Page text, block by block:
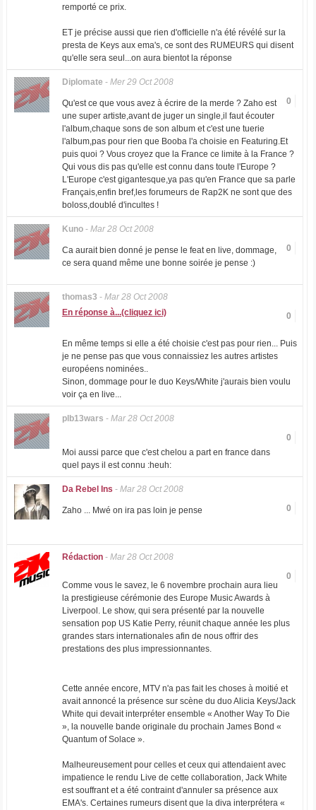
remporté ce prix.
ET je précise aussi que rien d'officielle n'a été révélé sur la
presta de Keys aux ema's, ce sont des RUMEURS qui disent
qu'elle sera seul...on aura bientot la réponse
Diplomate - Mer 29 Oct 2008
0
Qu'est ce que vous avez à écrire de la merde ? Zaho est
une super artiste,avant de juger un single,il faut écouter
l'album,chaque sons de son album et c'est une tuerie
l'album,pas pour rien que Booba l'a choisie en Featuring.Et
puis quoi ? Vous croyez que la France ce limite à la France ?
Qui vous dis pas qu'elle est connu dans toute l'Europe ?
L'Europe c'est gigantesque,ya pas qu'en France que sa parle
Français,enfin bref,les forumeurs de Rap2K ne sont que des
boloss,doublé d'incultes !
Kuno- Mar 28 Oct 2008
0
Ca aurait bien donné je pense le feat en live, dommage,
ce sera quand même une bonne soirée je pense :)
thomas3 - Mar 28 Oct 2008
0
En réponse à...(cliquez ici)
En même temps si elle a été choisie c'est pas pour rien... Puis
je ne pense pas que vous connaissiez les autres artistes
européens nominées..
Sinon, dommage pour le duo Keys/White j'aurais bien voulu
voir ça en live...
plb13wars - Mar 28 Oct 2008
0
Moi aussi parce que c'est chelou a part en france dans
quel pays il est connu :heuh:
Da Rebel Ins - Mar 28 Oct 2008
0
Zaho ... Mwé on ira pas loin je pense
Rédaction- Mar 28 Oct 2008
0
Comme vous le savez, le 6 novembre prochain aura lieu
la prestigieuse cérémonie des Europe Music Awards à
Liverpool. Le show, qui sera présenté par la nouvelle
sensation pop US Katie Perry, réunit chaque année les plus
grandes stars internationales afin de nous offrir des
prestations des plus impressionnantes.
Cette année encore, MTV n'a pas fait les choses à moitié et
avait annoncé la présence sur scène du duo Alicia Keys/Jack
White qui devait interpréter ensemble « Another Way To Die
», la nouvelle bande originale du prochain James Bond «
Quantum of Solace ».
Malheureusement pour celles et ceux qui attendaient avec
impatience le rendu Live de cette collaboration, Jack White
est souffrant et a été contraint d'annuler sa présence aux
EMA's. Certaines rumeurs disent que la diva interprétera «